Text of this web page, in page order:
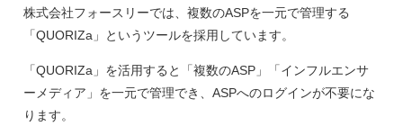
株式会社フォースリーでは、複数のASPを一元で管理する
「QUORIZa」というツールを採用しています。
「QUORIZa」を活用すると「複数のASP」「インフルエンサ
ーメディア」を一元で管理でき、ASPへのログインが不要にな
ります。